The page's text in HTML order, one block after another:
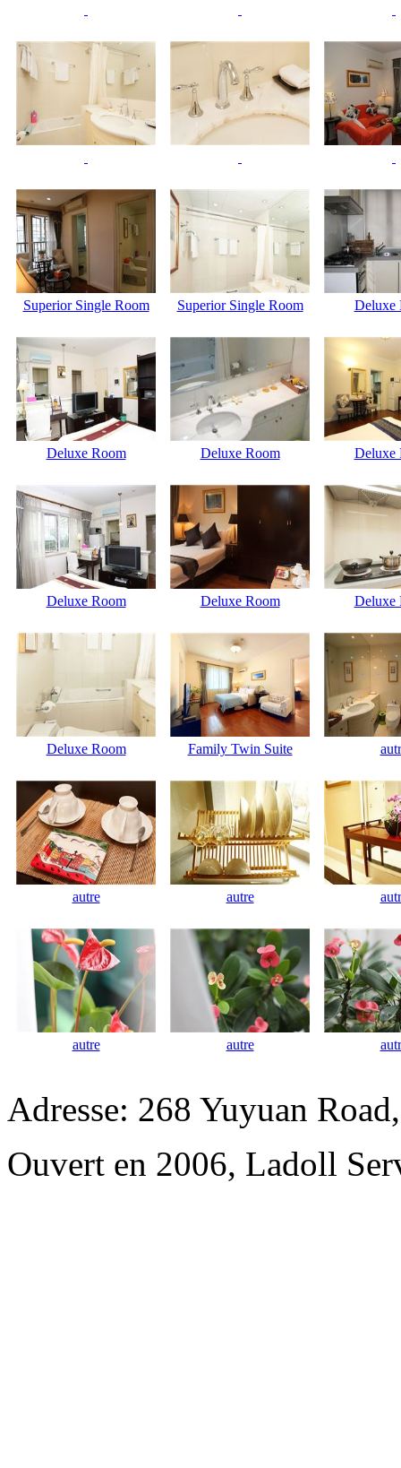
Superior Single Room Superior Single Room Deluxe
Deluxe Room Deluxe Room Deluxe
Deluxe Room Deluxe Room Deluxe
Deluxe Room Family Twin Suite
autre autre
autre autre
Adresse: 268 Yuyuan
Ouvert en 2006, Ladoll